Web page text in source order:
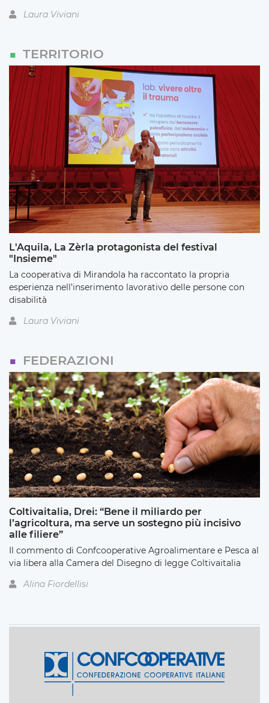
Laura Viviani
TERRITORIO
L'Aquila, La Zèrla protagonista del festival
"Insieme"
La cooperativa di Mirandola ha raccontato la propria
esperienza nell’inserimento lavorativo delle persone con
disabilità
Laura Viviani
FEDERAZIONI
Coltivaitalia, Drei: “Bene il miliardo per
l’agricoltura, ma serve un sostegno più incisivo
alle filiere”
Il commento di Confcooperative Agroalimentare e Pesca al
via libera alla Camera del Disegno di legge Coltivaitalia
Alina Fiordellisi